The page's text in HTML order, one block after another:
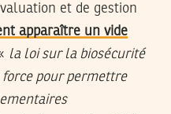
et de gestion
apparaître un vide
la loi sur la biosécurité
force pour permettre